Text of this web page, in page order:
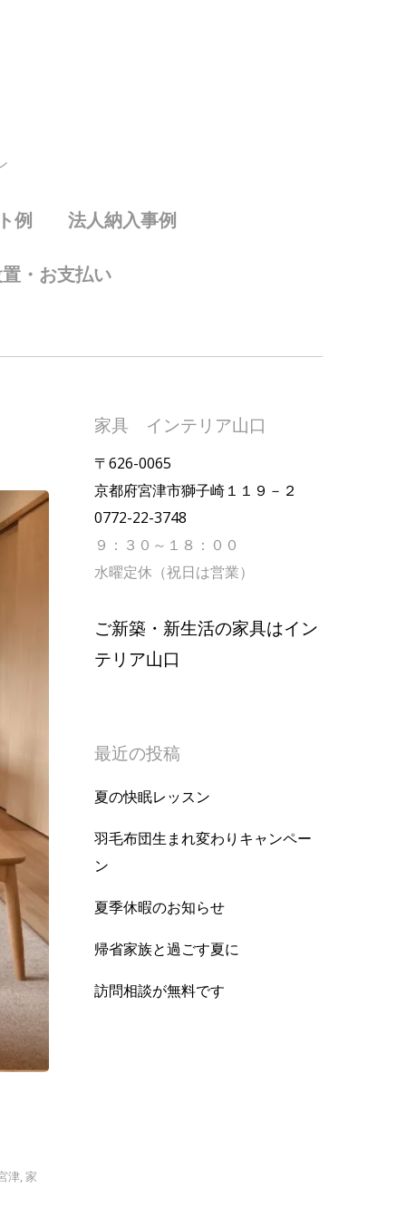
例 法人納入事例
・お支払い
津,家
家具 インテリア山口
〒626-0065
京都府宮津市獅子崎１１９－２
0772-22-3748
９：３０～１８：００
水曜定休（祝日は営業）
ご新築・新生活の家具はイン
テリア山口
最近の投稿
夏の快眠レッスン
羽毛布団生まれ変わりキャンペー
ン
夏季休暇のお知らせ
帰省家族と過ごす夏に
訪問相談が無料です